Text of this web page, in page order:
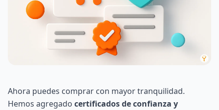
Ahora puedes comprar con mayor tranquilidad.
Hemos agregado certificados de confianza y